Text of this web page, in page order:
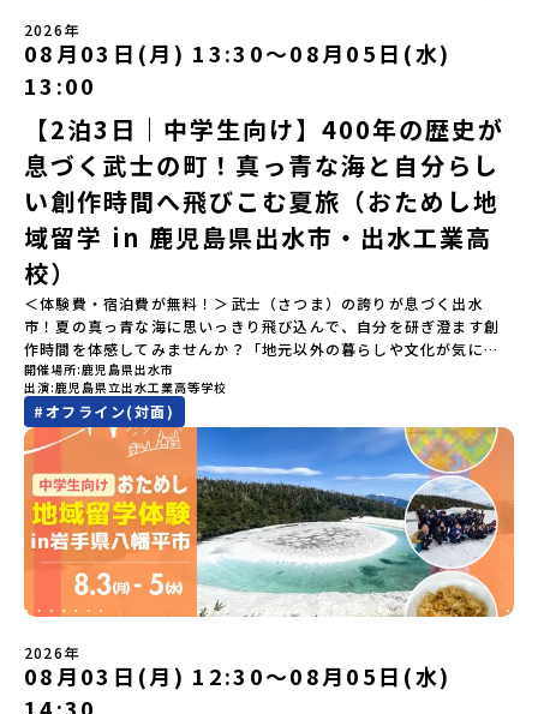
ら抽選の上、締め切り日から1週間を目途に、お申し込み時に記入い
ただいたメールアドレス宛に「当選／落選メール」をお送りいたし
ます。当選者は、メールに記載された「当選確認フォーム」に３日
ていただきます。当選確認フォームの期日までにご回答いただけな
い場合は、当選を取り消しとさせていただきます。当選取り消しが
あった場合は、繰り上げ当選者へご連絡させていただきます。登録
メールアドレスの変更をご希望の場合は下記の地域みらい留学公式
LINEよりご連絡をお願いします。※受信制限設定をしていると、通
知メールをお受け取りいただけません。その場合は、
「@miratabi.jp」からのメールを受信できるよう設定をお願いいた
します。※結果に関する個別のお問合せにはお答えしておりません
ので、ご了承ください。・お申し込みについてお申込はお一人様1回
限りです。PC・スマートフォンからお申込ください。申込後の内容
変更はできません。お申込時は、メールアドレスの入力間違いにご
注意ください。・宿泊について１室に複数(同性2～4名程度)で宿泊
いただく予定です。・食事アレルギー対応について個別の詳細なア
レルギー対応希望にはお応えしかねる場合がございます。対応が必
要な場合は必ず事前にご相談ください。・参加取消や急遽参加でき
なくなった場合について参加決定後の参加お取り消しはご遠慮下さ
い。やむを得ないお取り消しの場合はお早めに事務局までご連絡く
ださい。・キャンセルポリシーやむを得ない参加お取り消しの場
合、以下のルールに沿って対応させていただきます。ご了承くださ
い。プログラム開催日の前日＜7月3日＞から、【キャンセルのご連
絡日：お支払いいただく旅行代金】・21日目にあたる日以前：無
料・20日目-8日目：20％・7日目-2日目：30％・プログラム開始日
加またはプログラム開始後の解除：100％・催行中止について天候な
どの状況等によって開催を見合わせる可能性があります。その場合
は原則、開催日1週間前までにご連絡いたします。又、最少催行人数
「みんなでBBQディナー」 -さらに仲間や地元の高校生、町の大人
たちと交流＜3日目＞（AM）「アイヌが愛した森を散策するフィー
ルドワーク」「3日間の振り返りワーク」 -みんなで振り返り対話
「ランチ/お土産タイム」（PM） 13：30頃プログラム終了-新千歳
空港には15：00頃に到着予定です。※天候の状況や参加人数によっ
てプログラムを変更する場合がございます。参加概要【開催場所】
北海道平取町（びらとりちょう）【実施日程】7月18日(土)～7月20
日(月祝)※参加が確定した方には6月3日(水) 18：30～20：00に
「参加者向け事前オンライン研修」をご案内する予定です。必ず参
加をお願いします。【集合場所・時間】7月18日(土) 12：00 新千歳
空港※12：00までに新千歳空港に到着する便で手配ください。【解
散場所・時間】7月20日(祝月) 15：00頃 新千歳空港※16：00以降
に新千歳空港を出発する便で手配ください。【対象】中学2年生、中
学3年生【宿泊先】ゲストハウス ヤント※ドミトリータイプの2段ベ
ッド（1室2～4名）で宿泊いただく予定です。【旅行代金】無料※旅
行代金に含まれる費用のうち、以下の内容が無料となります・宿泊
費（2泊分）・プログラム内のアクティビティ・体験費用・一部の食
事代※以下の費用は参加者のご負担となります・集合場所までの往
復交通費・お土産代や自由時間の個人飲食費などの個人的費用【募
集人数】最大10名（お申し込み多数の場合は抽選の上決定）【参加
者決定】お申し込み多数の場合は、締め切り後1週間を目途に当落結
果をご連絡いたします。【申し込み受付締切】4月30日(木)12：00
から 5月14日(木) 12：00まで疑問も不安もワクワクに変える！「お
ためし地域留学」ステップアップ説明会プログラムの内容を詳しく
知りたい方や、お申し込みを迷われている方向けにZoomでのオン
ライン配信を行います。知りたい情報のレベルに合わせて、以下の2
つのステップをご活用ください。【STEP 1】全体オンライン説明会
（アーカイブ動画を公開中！）〜まずは「おためし地域留学」を知
りたい方へ〜日本全国20以上の地域から選んで参加できる「おため
し地域留学」の魅力を凝縮したアーカイブ動画をご覧いただけま
です。どんな困難な状況にも真っ向から立ち向かい、未知の領域へ
夢を追って挑戦し続ける姿勢や、手つかずの大自然の中で一攫千金
の夢を抱いて熱中した「砂金掘り」、自らの手で広大な大地を切り
はない風土が存在します。大樹町では、このフロンティアスピリッ
ツが現在、「北海道の小さな町から宇宙を目指す」という新たな夢
へと繋がっています。 「宇宙版シリコンバレー」の実現を目指し、
国内外の宇宙関連企業が集まる宇宙港「北海道スペースポート」の
整備が進められています。 この未来への挑戦の精神は、民間企業に
よる日本初のロケット打ち上げ成功という形で実を結び、世界有数
のロケット発射場の適地として全国・アジア各国からも大きな注目
を集めています 今回は、そんな大樹町の過去から未来へ繋がるフロ
ンティアスピリッツに触れるアクティビティへ出発！農業からロケ
ットまで本物の現場を体感し、他では味わえない体験を五感をフル
につかって楽しむことができます🎵大樹高校は、農業から宇宙まで
「町のぜんぶが教科書」！大樹高校の学びは、ただ教室の机に座っ
ているだけではありません！農業や漁業から、最先端の宇宙科学ま
で「町のぜんぶが教科書」 です。先輩たちは「地域探究」の授業
や、放課後の「地域探究サークル」を通して、学校の外へどんどん
飛び出し町の人たちと一緒にリアルな課題解決にチャレンジしてい
ます。そんな先輩たちとの交流がきっと「未来の自分」のヒントが
見つかるはず！ あたたかい町の人たちや先輩たちとの出会いが待っ
ている北海道大樹町へ、あなたの世界をグッと広げる特別な旅に出
発しませんか？ 体験のおすすめポイント体験プログラム内容（予
定）＜１日目＞（PM）「オリエンテーション・自己紹介ワーク」
「大樹町の自然を満喫」 -先人の知恵と夢を体験「砂金堀」 -川
樹高校見学・寮見学」 -大樹高校の特徴を知る学校体験 -高校生
との対話「大樹町の魅力を体験①」 -大樹町ならではのランチ＆ス
イーツ（PM）「大樹町の魅力を体験②」 -大樹町宇宙交流センタ
2026年
08月03日(月) 13:30〜08月05日(水)
13:00
【2泊3日｜中学生向け】400年の歴史が
息づく武士の町！真っ青な海と自分らし
い創作時間へ飛びこむ夏旅（おためし地
域留学 in 鹿児島県出水市・出水工業高
校）
＜体験費・宿泊費が無料！＞武士（さつま）の誇りが息づく出水
市！夏の真っ青な海に思いっきり飛び込んで、自分を研ぎ澄ます創
作時間を体感してみませんか？「地元以外の暮らしや文化が気にな
る。いつか留学してみたい！」「自分の進学や将来の可能性をもっ
とひらきたい！」「ものづくりや工業高校に興味がある！」そんな
中学生のみなさんにおすすめ！「おためし地域留学」は、日本全国
約200の高校と連携し、地域の枠を超えて学校生活を送る「地域みら
い留学」をプチ体験できるプログラムです。はじめてのひとり旅で
も安心！現地でもスタッフがしっかりとサポートいたします。今回
のフィールドは「鹿児島県 出水市（いずみし）出水工業高校」出水
市（いずみし）は、鹿児島県の玄関口にあるまち。ここでしか見ら
れない景色と、地元の人たちがずっと大切にしてきたものがありま
す。400年前から続く「武士の道」を歩く昔、武士たちがまちを守る
ために築いた「出水麓（いずみふもと）武家屋敷群」。今も残る約
150軒のお屋敷のほとんどに、今も人が住んでいます。400年前の武
士が歩いた道を、自分の足で歩く。まるで、まち全体がタイムカプ
セル。真っ青な海へダイブ！目の前に広がる八代海（やつしろか
い）は穏やかなリアス式海岸。海に沈む夕日は一生に一度は見てお
開催場所 鹿児島県出水市
出演 鹿児島県立出水工業高等学校
#オフライン(対面)
2026年
08月03日(月) 12:30〜08月05日(水)